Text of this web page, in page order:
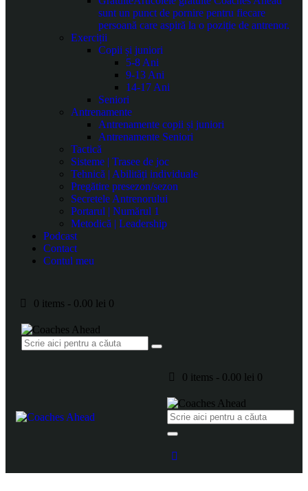
sunt un punct de pornire pentru fiecare
persoană care aspiră la o poziție de antrenor.
Exerciții
Copii și juniori
5-8 Ani
9-13 Ani
14-17 Ani
Seniori
Antrenamente
Antrenamente copii și juniori
Antrenamente Seniori
Tactică
Sisteme | Trasee de joc
Tehnică | Abilități individuale
Pregătire presezon/sezon
Secretele Antrenorului
Portarul | Numărul 1
Metodică | Leadership
Podcast
Contact
Contul meu
0 items - 0.00 lei 0
0 items - 0.00 lei 0